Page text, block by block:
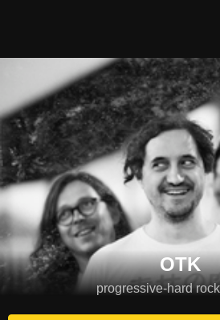
OTK
progressive-hard